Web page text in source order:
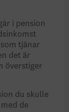
i pension
tjänar
det är
överstiger
du skulle
de